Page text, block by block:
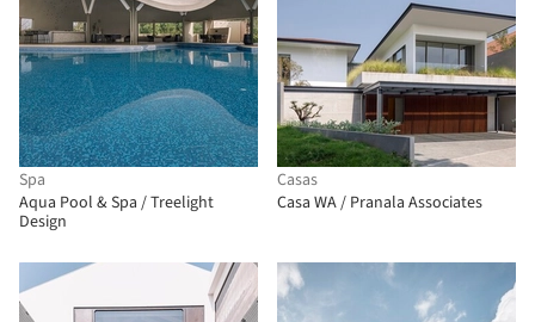
Spa
Aqua Pool & Spa / Treelight
Design
Casas
Casa WA / Pranala Associates